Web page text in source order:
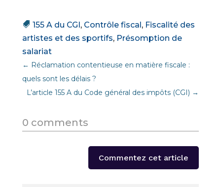
155 A du CGI , Contrôle fiscal , Fiscalité des
artistes et des sportifs, Présomption de
salariat
← Réclamation contentieuse en matière fiscale :
quels sont les délais ?
L’article 155 A du Code général des impôts (CGI) →
0 comments
Commentez cet article